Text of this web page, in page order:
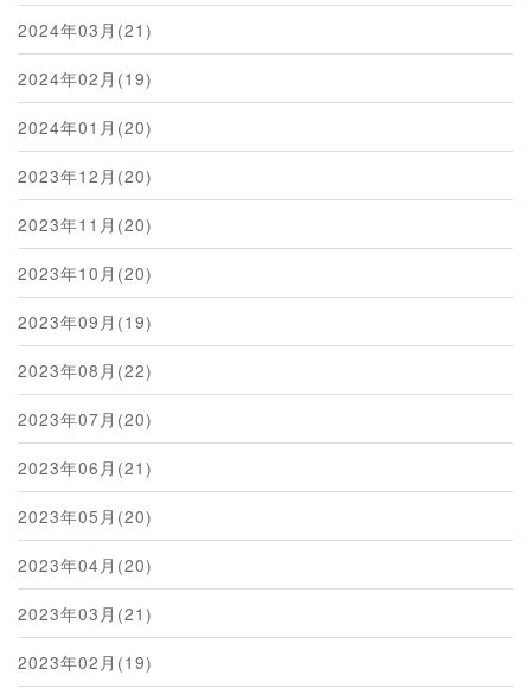
2024年03月(21)
2024年02月(19)
2024年01月(20)
2023年12月(20)
2023年11月(20)
2023年10月(20)
2023年09月(19)
2023年08月(22)
2023年07月(20)
2023年06月(21)
2023年05月(20)
2023年04月(20)
2023年03月(21)
2023年02月(19)